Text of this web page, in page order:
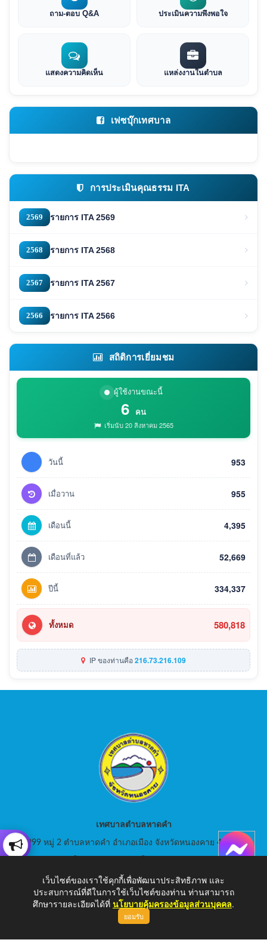
ถาม-ตอบ Q&A ประเมินความพึงพอใจ
แสดงความคิดเห็น แหล่งงานในตำบล
เฟซบุ๊กเทศบาล
การประเมินคุณธรรม ITA
2569 รายการ ITA 2569
2568 รายการ ITA 2568
2567 รายการ ITA 2567
2566 รายการ ITA 2566
สถิติการเยี่ยมชม
ผู้ใช้งานขณะนี้
6 คน
เริ่มนับ 20 สิงหาคม 2565
วันนี้ 953
เมื่อวาน 955
เดือนนี้ 4,395
เดือนที่แล้ว 52,669
ปีนี้ 334,337
ทั้งหมด 580,818
IP ของท่านคือ216.73.216.109
เทศบาลตำบลหาดคำ
999 หมู่ 2 ตำบลหาดคำ อำเภอเมือง จังหวัดหนองคาย 43000
E-Mail: saraban_05430105@dla.go.th
เว็บไซต์ของเราใช้คุกกี้เพื่อพัฒนาประสิทธิภาพ และ
ประสบการณ์ที่ดีในการใช้เว็บไซต์ของท่าน ท่านสามารถ
ศึกษารายละเอียดได้ที่ นโยบายคุ้มครองข้อมูลส่วนบุคคล.
ยอมรับ